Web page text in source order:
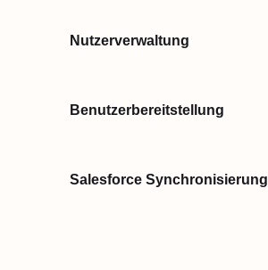
Nutzerverwaltung
Benutzerbereitstellung
Salesforce Synchronisierung